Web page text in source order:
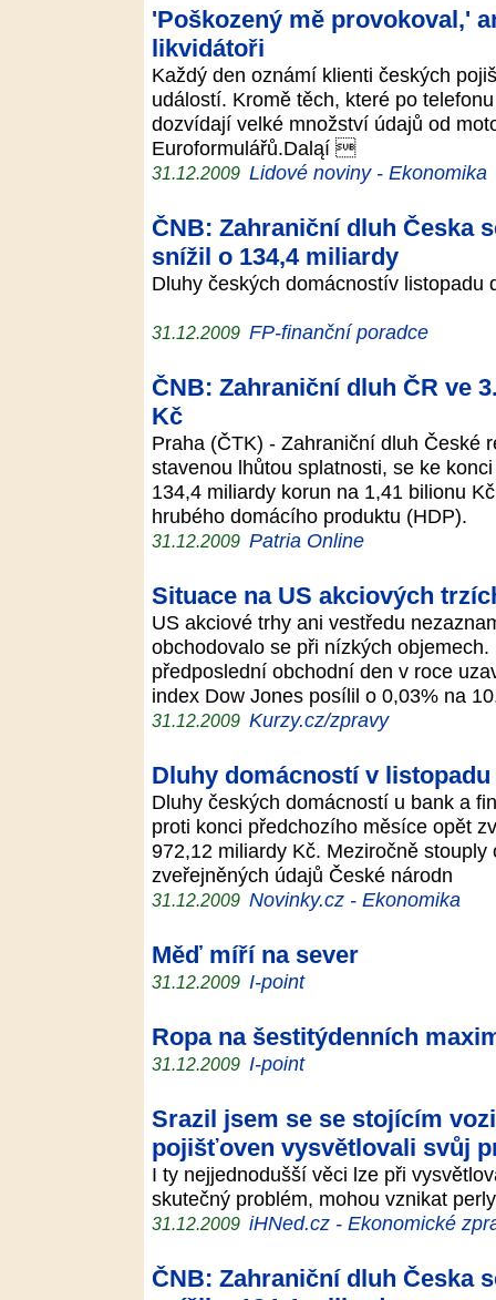
'Poškozený mě provokoval,'
likvidátoři
Každý den oznámí klienti českých
událostí. Kromě těch, které po
dozvídají velké množství údajů od
Euroformulářů.Daląí 
31.12.2009 Lidové noviny - Ekonomika
ČNB: Zahraniční dluh Česka
snížil o 134,4 miliardy
Dluhy českých domácnostív listopadu
31.12.2009 FP-finanční poradce
ČNB: Zahraniční dluh ČR ve
Kč
Praha (ČTK) - Zahraniční dluh České
stavenou lhůtou splatnosti, se ke
134,4 miliardy korun na 1,41 bilionu
hrubého domácího produktu (HDP).
31.12.2009 Patria Online
Situace na US akciových
US akciové trhy ani vestředu
obchodovalo se při nízkých
předposlední obchodní den v roce
index Dow Jones posílil o 0,03% na
31.12.2009 Kurzy.cz/zpravy
Dluhy domácností v
Dluhy českých domácností u bank a
proti konci předchozího měsíce opět
972,12 miliardy Kč. Meziročně
zveřejněných údajů České národn
31.12.2009 Novinky.cz - Ekonomika
Měď míří na sever
31.12.2009 I-point
Ropa na šestitýdenních
31.12.2009 I-point
Srazil jsem se se stojícím
pojišťoven vysvětlovali svůj
I ty nejjednodušší věci lze při
skutečný problém, mohou vznikat
31.12.2009 iHNed.cz - Ekonomické
ČNB: Zahraniční dluh Česka